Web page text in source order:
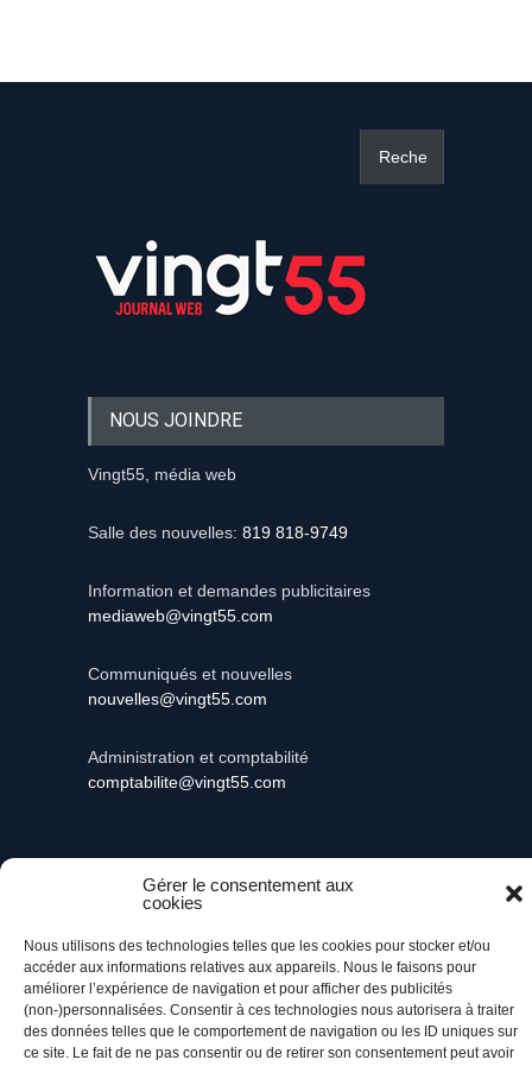
Gérer le consentement aux
cookies
Nous utilisons des technologies telles que les cookies pour stocker et/ou
accéder aux informations relatives aux appareils. Nous le faisons pour
améliorer l’expérience de navigation et pour afficher des publicités
(non-)personnalisées. Consentir à ces technologies nous autorisera à traiter
des données telles que le comportement de navigation ou les ID uniques sur
ce site. Le fait de ne pas consentir ou de retirer son consentement peut avoir
NOUS JOINDRE
Vingt55, média web
Salle des nouvelles: 819 818-9749
Information et demandes publicitaires
mediaweb@vingt55.com
Communiqués et nouvelles
nouvelles@vingt55.com
Administration et comptabilité
comptabilite@vingt55.com
Vingt55©Propulsé par Versom VR
Retour à l’accueil